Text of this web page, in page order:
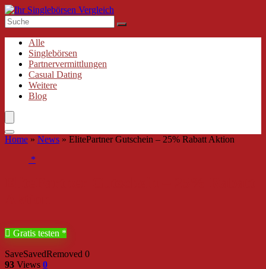
Alle
Singlebörsen
Partnervermittlungen
Casual Dating
Weitere
Blog
Home » News » ElitePartner Gutschein – 25% Rabatt Aktion
Gratis testen
SaveSavedRemoved 0
93 Views 0